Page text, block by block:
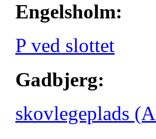
Engelsholm:
P ved slottet
Gadbjerg:
skovlegeplads